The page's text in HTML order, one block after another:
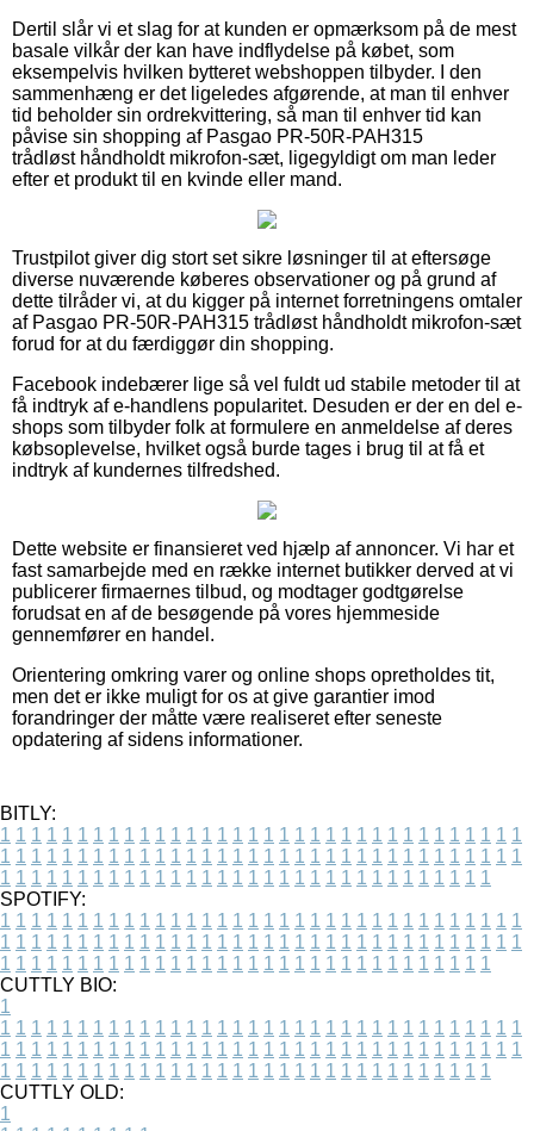
Dertil slår vi et slag for at kunden er opmærksom på de mest
basale vilkår der kan have indflydelse på købet, som
eksempelvis hvilken bytteret webshoppen tilbyder. I den
sammenhæng er det ligeledes afgørende, at man til enhver
tid beholder sin ordrekvittering, så man til enhver tid kan
påvise sin shopping af Pasgao PR-50R-PAH315
trådløst håndholdt mikrofon-sæt, ligegyldigt om man leder
efter et produkt til en kvinde eller mand.
Trustpilot giver dig stort set sikre løsninger til at eftersøge
diverse nuværende køberes observationer og på grund af
dette tilråder vi, at du kigger på internet forretningens omtaler
af Pasgao PR-50R-PAH315 trådløst håndholdt mikrofon-sæt
forud for at du færdiggør din shopping.
Facebook indebærer lige så vel fuldt ud stabile metoder til at
få indtryk af e-handlens popularitet. Desuden er der en del e-
shops som tilbyder folk at formulere en anmeldelse af deres
købsoplevelse, hvilket også burde tages i brug til at få et
indtryk af kundernes tilfredshed.
Dette website er finansieret ved hjælp af annoncer. Vi har et
fast samarbejde med en række internet butikker derved at vi
publicerer firmaernes tilbud, og modtager godtgørelse
forudsat en af de besøgende på vores hjemmeside
gennemfører en handel.
Orientering omkring varer og online shops opretholdes tit,
men det er ikke muligt for os at give garantier imod
forandringer der måtte være realiseret efter seneste
opdatering af sidens informationer.
BITLY:
1 1 1 1 1 1 1 1 1 1 1 1 1 1 1 1 1 1 1 1 1 1 1 1 1 1 1 1 1 1 1 1 1 1
1 1 1 1 1 1 1 1 1 1 1 1 1 1 1 1 1 1 1 1 1 1 1 1 1 1 1 1 1 1 1 1 1 1
1 1 1 1 1 1 1 1 1 1 1 1 1 1 1 1 1 1 1 1 1 1 1 1 1 1 1 1 1 1 1 1
SPOTIFY:
1 1 1 1 1 1 1 1 1 1 1 1 1 1 1 1 1 1 1 1 1 1 1 1 1 1 1 1 1 1 1 1 1 1
1 1 1 1 1 1 1 1 1 1 1 1 1 1 1 1 1 1 1 1 1 1 1 1 1 1 1 1 1 1 1 1 1 1
1 1 1 1 1 1 1 1 1 1 1 1 1 1 1 1 1 1 1 1 1 1 1 1 1 1 1 1 1 1 1 1
CUTTLY BIO:
1
1 1 1 1 1 1 1 1 1 1 1 1 1 1 1 1 1 1 1 1 1 1 1 1 1 1 1 1 1 1 1 1 1 1
1 1 1 1 1 1 1 1 1 1 1 1 1 1 1 1 1 1 1 1 1 1 1 1 1 1 1 1 1 1 1 1 1 1
1 1 1 1 1 1 1 1 1 1 1 1 1 1 1 1 1 1 1 1 1 1 1 1 1 1 1 1 1 1 1 1
CUTTLY OLD:
1